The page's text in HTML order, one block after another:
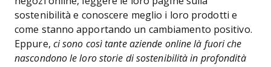
sostenibilità e conoscere meglio i loro prodotti e
come stanno apportando un cambiamento positivo.
Eppure, ci sono così tante aziende online là fuori che
nascondono le loro storie di sostenibilità in profondità